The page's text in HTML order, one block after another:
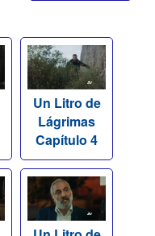
Un Litro de
Lágrimas
Capítulo 4